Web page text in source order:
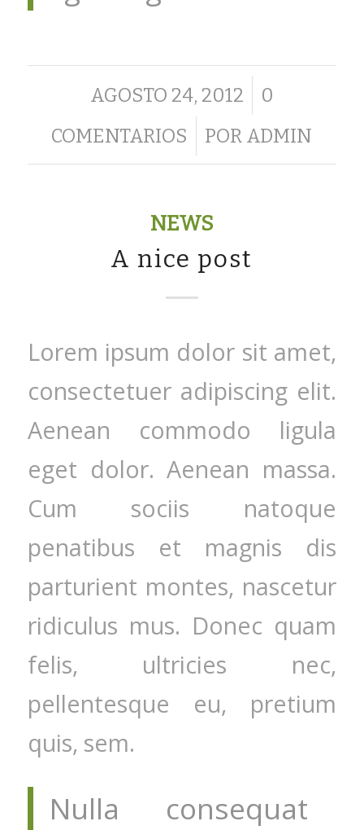
AGOSTO 24, 2012
/
0
COMENTARIOS
/ POR ADMIN
NEWS
A nice post
Lorem ipsum dolor sit amet,
consectetuer adipiscing elit.
Aenean commodo ligula
eget dolor. Aenean massa.
Cum sociis natoque
penatibus et magnis dis
parturient montes, nascetur
ridiculus mus. Donec quam
felis, ultricies nec,
pellentesque eu, pretium
quis, sem.
Nulla consequat